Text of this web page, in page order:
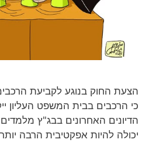
הצעת החוק בנוגע לקביעת
כי הרכבים בבית המשפט העליון
הדיונים האחרונים בבג"ץ
יכולה להיות אפקטיבית הרבה